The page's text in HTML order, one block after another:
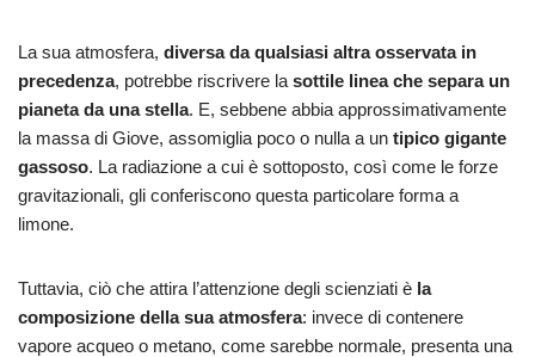
La sua atmosfera, diversa da qualsiasi altra osservata in
precedenza, potrebbe riscrivere la sottile linea che separa un
pianeta da una stella. E, sebbene abbia approssimativamente
la massa di Giove, assomiglia poco o nulla a un tipico gigante
gassoso. La radiazione a cui è sottoposto, così come le forze
gravitazionali, gli conferiscono questa particolare forma a
limone.
Tuttavia, ciò che attira l’attenzione degli scienziati è la
composizione della sua atmosfera: invece di contenere
vapore acqueo o metano, come sarebbe normale, presenta una